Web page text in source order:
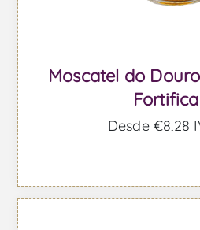
Moscatel do
Desde €8,28